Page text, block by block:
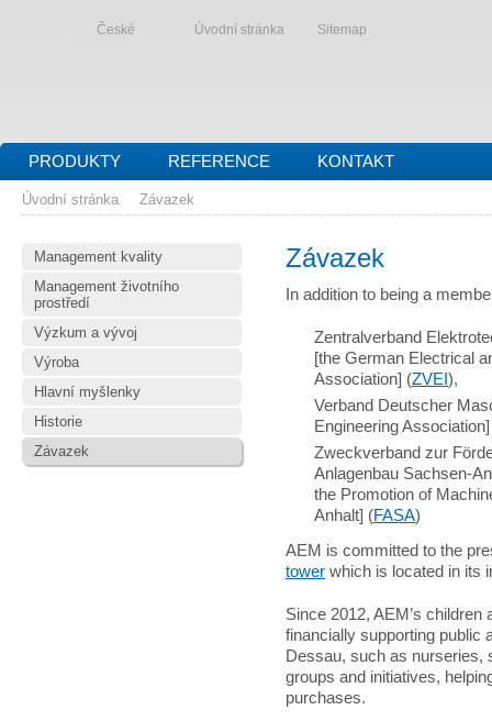
České Úvodní stránka Sitemap
PRODUKTY REFERENCE KONTAKT
Úvodní stránka Závazek
Management kvality
Management životního
prostředí
Výzkum a vývoj
Výroba
Hlavní myšlenky
Historie
Závazek
Závazek
In addition to being a
Zentralverband
[the German Electrical
Association] (ZVEI ),
Verband Deutscher
Engineering
Zweckverband zur
Anlagenbau Sachsen-
the Promotion of
Anhalt] (FASA)
AEM is committed to the
tower which is located in its
Since 2012, AEM’s
financially supporting public
Dessau, such as nurseries,
groups and initiatives,
purchases.